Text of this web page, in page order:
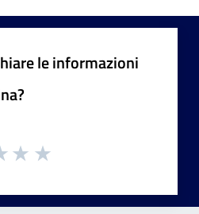
le informazioni